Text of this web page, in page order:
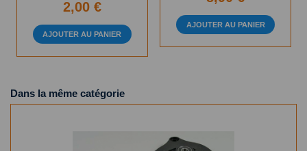
2,00 €
AJOUTER AU PANIER
AJOUTER AU PANIER
Dans la même catégorie